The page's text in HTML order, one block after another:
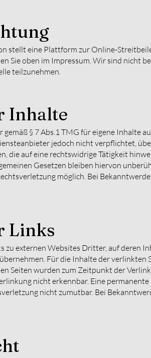
stellt eine Plattform zur Online-
Sie oben im Impressum. Wir sind nicht
teilzunehmen.
Inhalte
§ 7 Abs.1 TMG für eigene Inhalte
jedoch nicht verpflichtet,
die auf eine rechtswidrige Tätigkeit
Gesetzen bleiben hiervon
möglich. Bei
Links
zu externen Websites Dritter, auf deren
Für die Inhalte der
Seiten wurden zum Zeitpunkt der
nicht erkennbar. Eine
nicht zumutbar. Bei